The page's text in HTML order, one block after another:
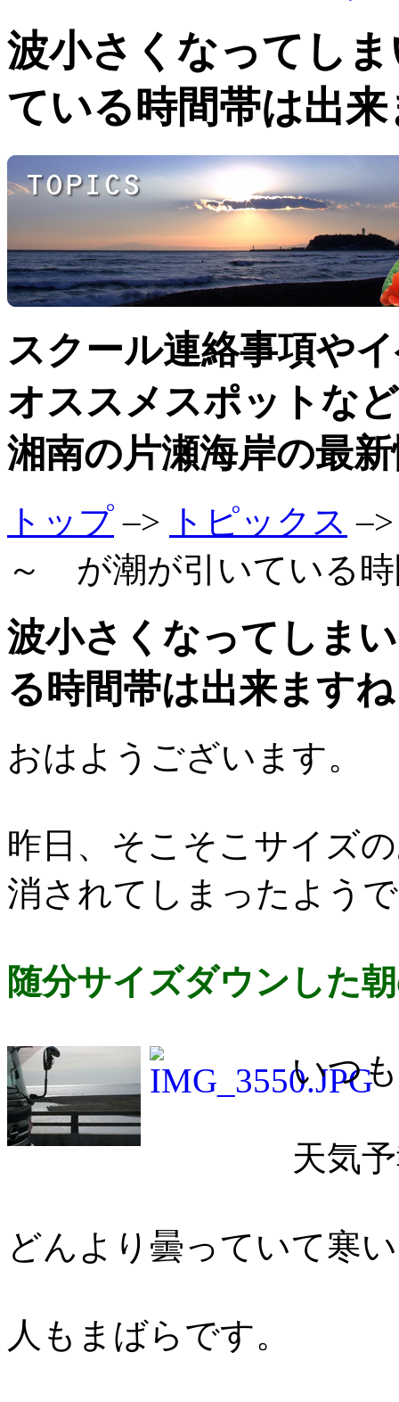
波小さくなってし
ている時間帯は出
スクール連絡事項や
オススメスポットなど
湘南の片瀬海岸の最
トップ –> トピックス
～ が潮が引いている
波小さくなってしま
る時間帯は出来ます
おはようございます。
昨日、そこそこサイズ
消されてしまったよう
随分サイズダウンした
いつ
天気
どんより曇っていて寒
人もまばらです。